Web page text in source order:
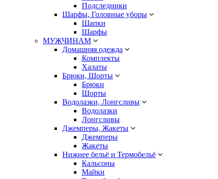
Подследники
Шарфы, Головные уборы
Шапки
Шарфы
МУЖЧИНАМ
Домашняя одежда
Комплекты
Халаты
Брюки, Шорты
Брюки
Шорты
Водолазки, Лонгсливы
Водолазки
Лонгсливы
Джемперы, Жакеты
Джемперы
Жакеты
Нижнее бельё и Термобельё
Кальсоны
Майки